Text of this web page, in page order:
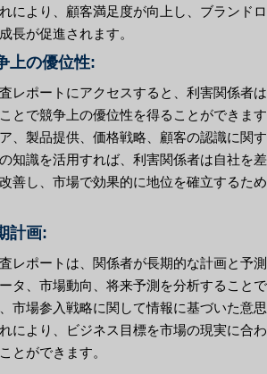
により、顧客満足度が向上し、ブランド
長が促進されます。
上の優位性:
レポートにアクセスすると、利害関係者
とで競争上の優位性を得ることができま
、製品提供、価格戦略、顧客の認識に関
知識を活用すれば、利害関係者は自社を
善し、市場で効果的に地位を確立するた
計画:
レポートは、関係者が長期的な計画と予
タ、市場動向、将来予測を分析すること
市場参入戦略に関して情報に基づいた意
により、ビジネス目標を市場の現実に合
とができます。